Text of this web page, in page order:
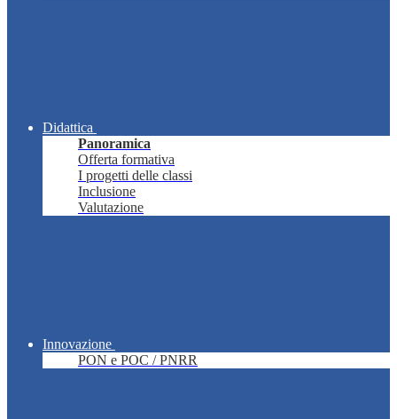
Didattica
Panoramica
Offerta formativa
I progetti delle classi
Inclusione
Valutazione
Innovazione
PON e POC / PNRR